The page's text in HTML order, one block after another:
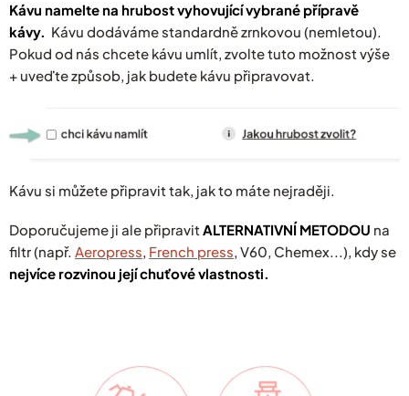
Kávu namelte na hrubost vyhovující vybrané přípravě
kávy. Kávu dodáváme standardně zrnkovou (nemletou).
Pokud od nás chcete kávu umlít, zvolte tuto možnost výše
+ uveďte způsob, jak budete kávu připravovat.
Kávu si můžete připravit tak, jak to máte nejraději.
Doporučujeme ji ale připravitALTERNATIVNÍ METODOU na
filtr (např. Aeropress, French press, V60, Chemex...), kdy se
nejvíce rozvinou její chuťové vlastnosti.